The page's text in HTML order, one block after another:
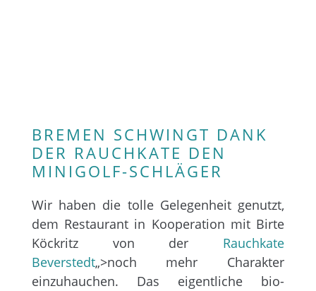
BREMEN SCHWINGT DANK
DER RAUCHKATE DEN
MINIGOLF-SCHLÄGER
Wir haben die tolle Gelegenheit genutzt,
dem Restaurant in Kooperation mit Birte
Köckritz von der Rauchkate
Beverstedt„>noch mehr Charakter
einzuhauchen. Das eigentliche bio-